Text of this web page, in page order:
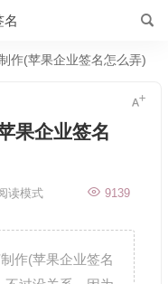
名
作(苹果企业签名怎么弄)
果企业签名
9139
读模式
作(苹果企业签名